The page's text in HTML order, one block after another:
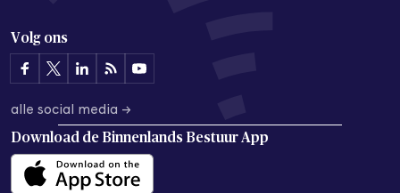
Volg ons
alle social media →
Download de Binnenlands Bestuur App